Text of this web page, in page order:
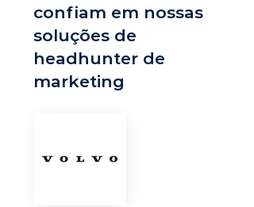
confiam em nossas
soluções de
headhunter de
marketing